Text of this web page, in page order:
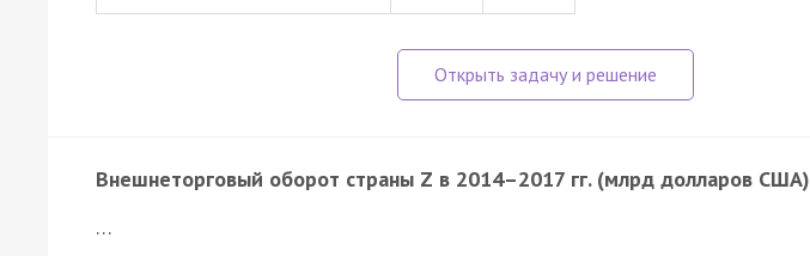
Внешнеторговый оборот страны Z в 2014–2017 гг. (млрд долларов США)
…